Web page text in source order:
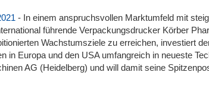
- In einem anspruchsvollen Marktumfeld mit
führende Verpackungsdrucker Körber
Wachstumsziele zu erreichen, investiert
in Europa und den USA umfangreich in neueste
AG (Heidelberg) und will damit seine